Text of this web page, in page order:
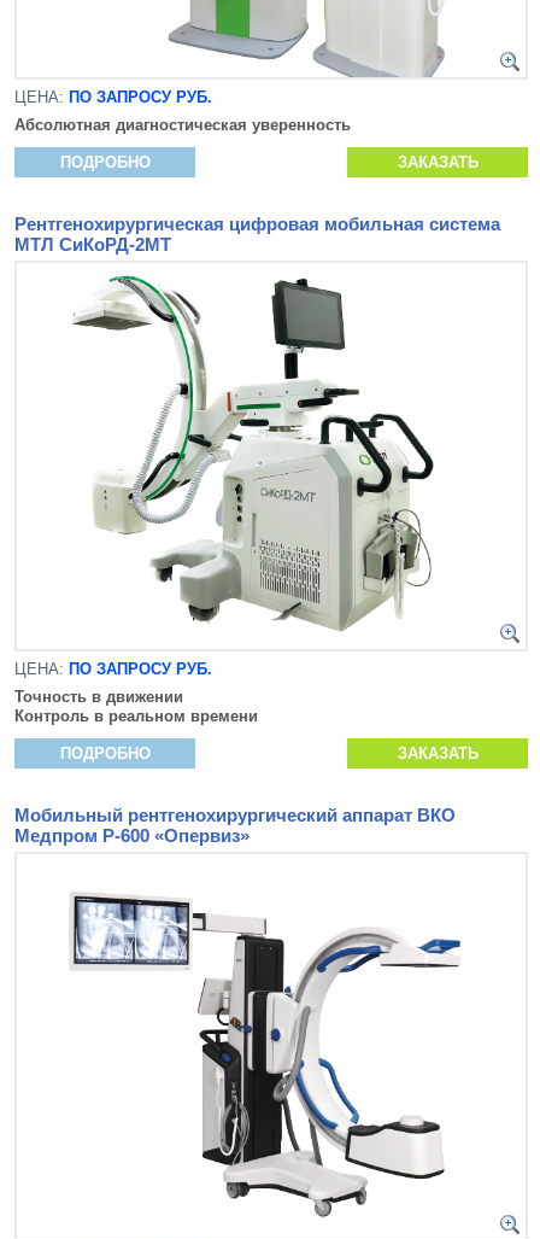
ЦЕНА: ПО ЗАПРОСУ РУБ.
Абсолютная диагностическая уверенность
ПОДРОБНО ЗАКАЗАТЬ
Рентгенохирургическая цифровая мобильная система
МТЛ СиКоРД-2МТ
ЦЕНА: ПО ЗАПРОСУ РУБ.
Точность в движении
Контроль в реальном времени
ПОДРОБНО ЗАКАЗАТЬ
Мобильный рентгенохирургический аппарат ВКО
Медпром Р-600 «Опервиз»